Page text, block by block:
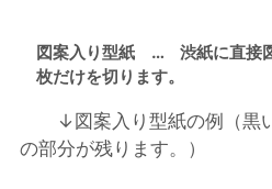
図案入り型紙 … 渋紙に直接
枚だけを切ります。
↓図案入り型紙の例（黒
の部分が残ります。）